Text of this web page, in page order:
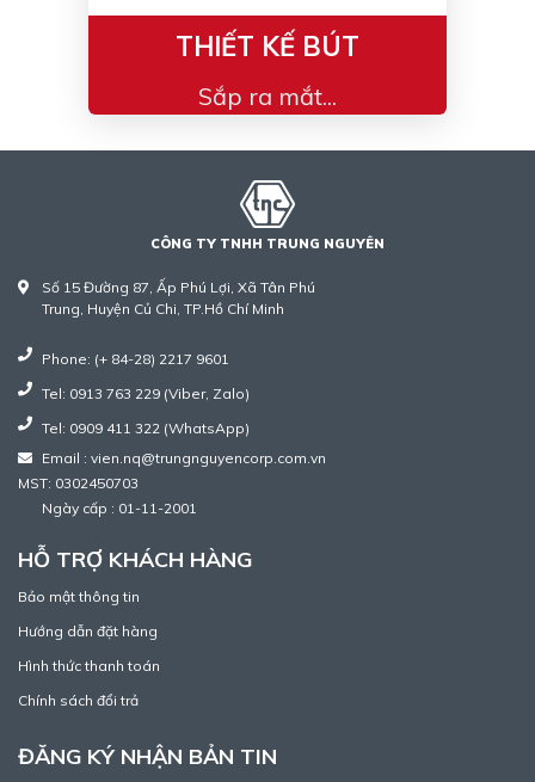
THIẾT KẾ BÚT
Sắp ra mắt...
CÔNG TY TNHH TRUNG NGUYÊN
Số 15 Đường 87, Ấp Phú Lợi, Xã Tân Phú
Trung, Huyện Củ Chi, TP.Hồ Chí Minh
Phone: (+ 84-28) 2217 9601
Tel: 0913 763 229 (Viber, Zalo)
Tel: 0909 411 322 (WhatsApp)
Email : vien.nq@trungnguyencorp.com.vn
MST: 0302450703
Ngày cấp : 01-11-2001
HỖ TRỢ KHÁCH HÀNG
Bảo mật thông tin
Hướng dẫn đặt hàng
Hình thức thanh toán
Chính sách đổi trả
ĐĂNG KÝ NHẬN BẢN TIN